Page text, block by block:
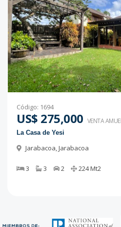
Código: 1694
US$ 275,000 VENTA
La Casa de Yesi
Jarabacoa,Jarabacoa
3 3 2 224Mt2